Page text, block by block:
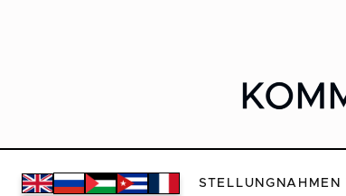
STELLUNGNAHMEN